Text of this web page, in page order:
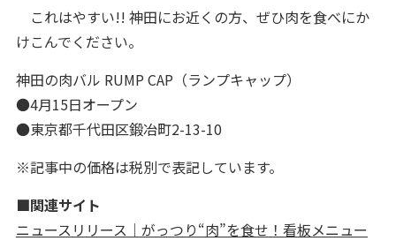
これはやすい!! 神田にお近くの方、ぜひ肉を食べにか
けこんでください。
神田の肉バル RUMP CAP（ランプキャップ）
●4月15日オープン
●東京都千代田区鍛冶町2-13-10
※記事中の価格は税別で表記しています。
■関連サイト
ニュースリリース｜がっつり“肉”を食せ！看板メニュー